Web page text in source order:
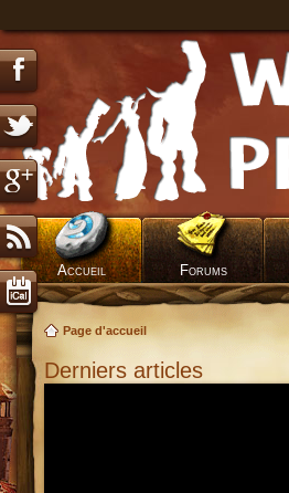
Accueil Forums
Page d'accueil
Derniers articles